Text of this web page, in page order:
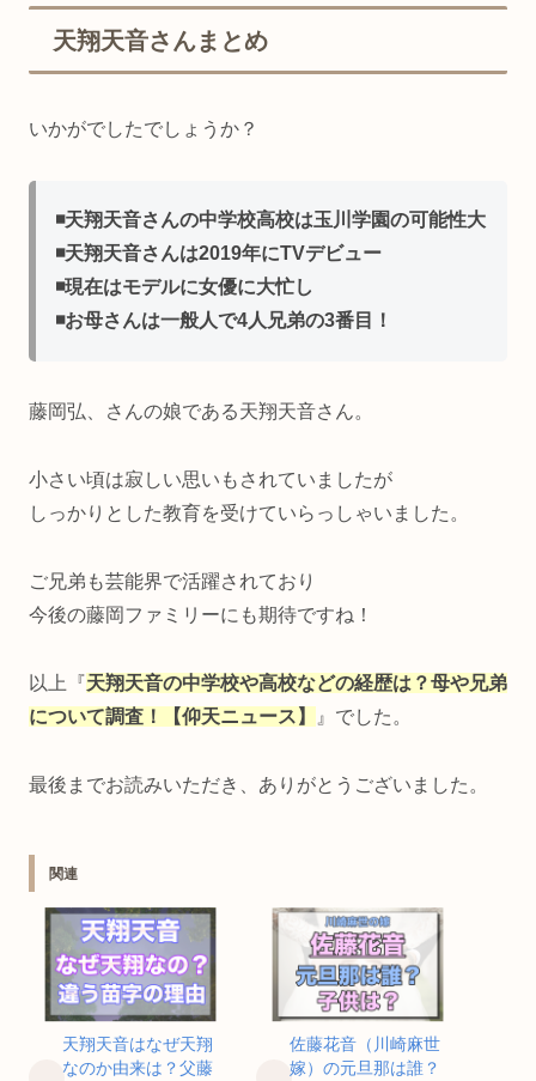
天翔天音さんまとめ
いかがでしたでしょうか？
◾️天翔天音さんの中学校高校は玉川学園の可能性大
◾️天翔天音さんは2019年にTVデビュー
◾️現在はモデルに女優に大忙し
◾️お母さんは一般人で4人兄弟の3番目！
藤岡弘、さんの娘である天翔天音さん。
小さい頃は寂しい思いもされていましたが
しっかりとした教育を受けていらっしゃいました。
ご兄弟も芸能界で活躍されており
今後の藤岡ファミリーにも期待ですね！
以上『天翔天音の中学校や高校などの経歴は？母や兄弟
について調査！【仰天ニュース】
』でした。
最後までお読みいただき、ありがとうございました。
関連
天翔天音はなぜ天翔
なのか由来は？父藤
佐藤花音（川崎麻世
嫁）の元旦那は誰？